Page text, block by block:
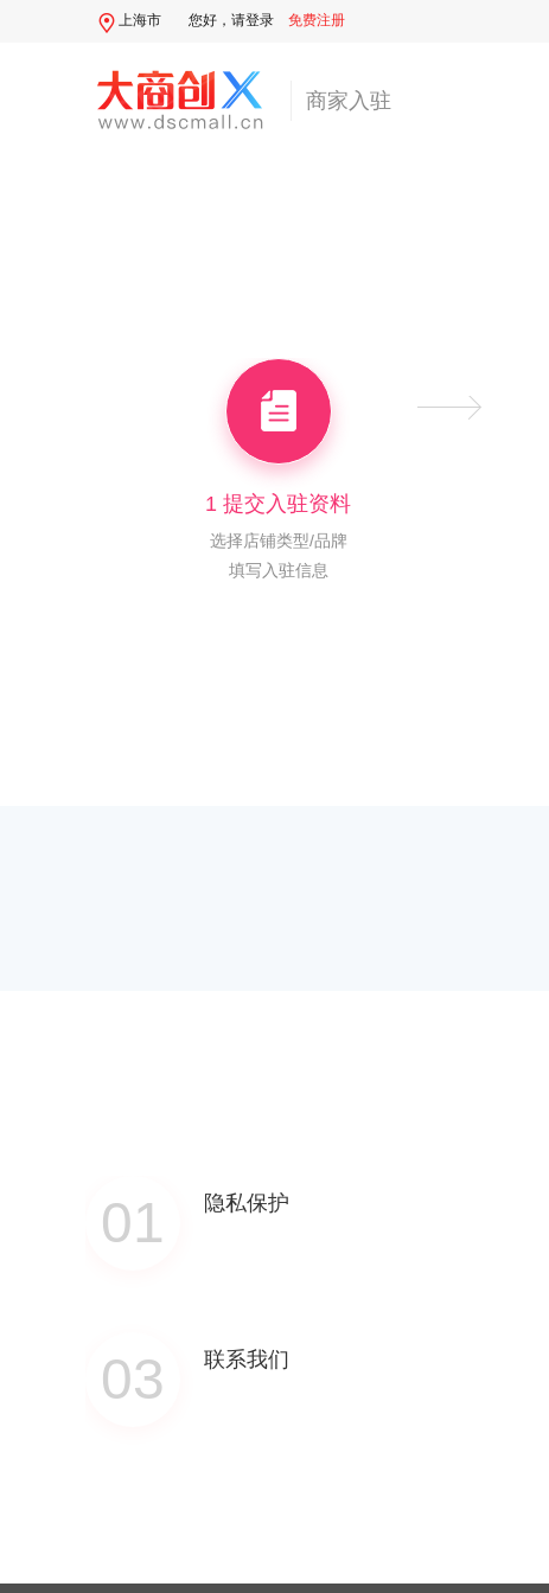
上海市 您好， 请登录 免费注册
商家入驻
1 提交入驻资料
选择店铺类型/品牌
填写入驻信息
01 隐私保护
03 联系我们